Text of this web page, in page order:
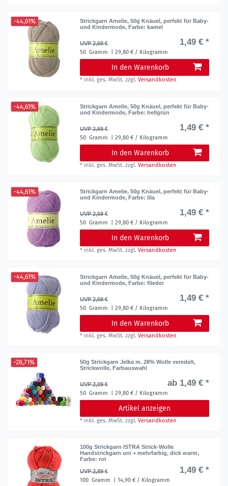
-44,61%
Strickgarn Amelie, 50g Knäuel, perfekt für Baby-
und Kindermode, Farbe: kamel
UVP 2,69 € 1,49 € *
50 Gramm | 29,80 € / Kilogramm
In den Warenkorb
* inkl. ges. MwSt. zzgl.Versandkosten
-44,61%
Strickgarn Amelie, 50g Knäuel, perfekt für Baby-
und Kindermode, Farbe: hellgrün
UVP 2,69 € 1,49 € *
50 Gramm | 29,80 € / Kilogramm
In den Warenkorb
* inkl. ges. MwSt. zzgl.Versandkosten
-44,61%
Strickgarn Amelie, 50g Knäuel, perfekt für Baby-
und Kindermode, Farbe: lila
UVP 2,69 € 1,49 € *
50 Gramm | 29,80 € / Kilogramm
In den Warenkorb
* inkl. ges. MwSt. zzgl.Versandkosten
-44,61%
Strickgarn Amelie, 50g Knäuel, perfekt für Baby-
und Kindermode, Farbe: flieder
UVP 2,69 € 1,49 € *
50 Gramm | 29,80 € / Kilogramm
In den Warenkorb
* inkl. ges. MwSt. zzgl.Versandkosten
-28,71%
50g Strickgarn Jelka m. 28% Wolle veredelt,
Strickwolle, Farbauswahl
UVP 2,09 € ab 1,49 € *
50 Gramm | 29,80 € / Kilogramm
Artikel anzeigen
* inkl. ges. MwSt. zzgl.Versandkosten
100g Strickgarn ISTRA Strick-Wolle
Handstrickgarn uni + mehrfarbig, dick warm,
Farbe: rot
UVP 2,89 €
1,49 € *
100 Gramm | 14,90 € / Kilogramm